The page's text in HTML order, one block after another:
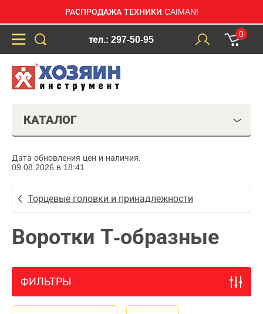
РАСПРОДАЖА ТЕХНИКИ CAIMAN!
тел.: 297-50-95
0
КАТАЛОГ
Дата обновления цен и наличия:
09.08.2026 в 18:41
Торцевые головки и принадлежности
Воротки Т-образные
ФИЛЬТРЫ